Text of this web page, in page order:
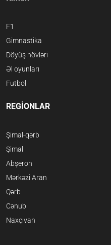
F1
Gimnastika
Döyüş növləri
Əl oyunları
Futbol
REGİONLAR
Şimal-qərb
Şimal
Abşeron
Mərkəzi Aran
Qərb
Cənub
Naxçıvan